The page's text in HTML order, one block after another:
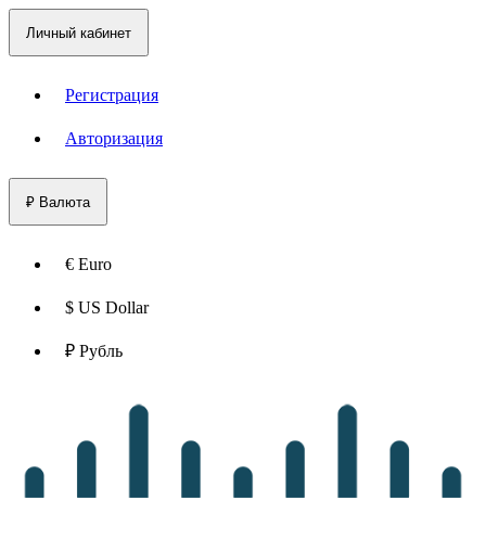
Личный кабинет
Регистрация
Авторизация
₽ Валюта
€ Euro
$ US Dollar
₽ Рубль